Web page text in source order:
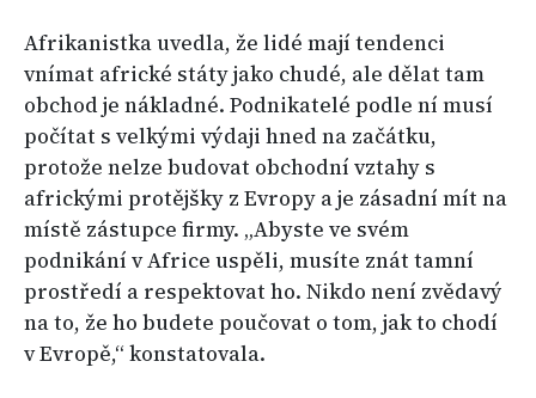
Afrikanistka uvedla, že lidé mají tendenci
vnímat africké státy jako chudé, ale dělat tam
obchod je nákladné. Podnikatelé podle ní musí
počítat s velkými výdaji hned na začátku,
protože nelze budovat obchodní vztahy s
africkými protějšky z Evropy a je zásadní mít na
místě zástupce firmy. „Abyste ve svém
podnikání v Africe uspěli, musíte znát tamní
prostředí a respektovat ho. Nikdo není zvědavý
na to, že ho budete poučovat o tom, jak to chodí
v Evropě,“ konstatovala.